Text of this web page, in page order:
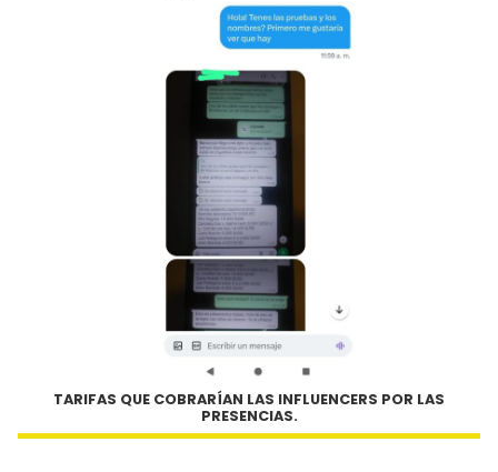
TARIFAS QUE COBRARÍAN LAS INFLUENCERS POR LAS
PRESENCIAS.